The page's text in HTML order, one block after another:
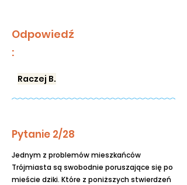
Odpowiedź
:
Raczej B.
Pytanie 2/28
Jednym z problemów mieszkańców
Trójmiasta są swobodnie poruszające się po
mieście dziki. Które z poniższych stwierdzeń